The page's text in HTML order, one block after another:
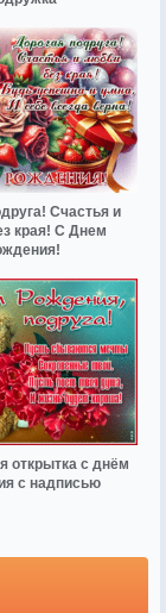
Счастья и
края! С Днем
открытка с днём
с надписью